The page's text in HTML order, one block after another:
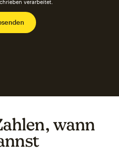
verarbeitet.
wann